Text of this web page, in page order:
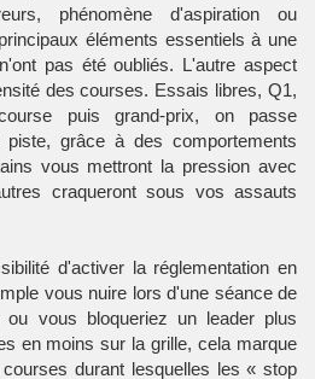
phénomène d'aspiration ou
éléments essentiels à une
pas été oubliés. L'autre aspect
des courses. Essais libres, Q1,
puis grand-prix, on passe
grâce à des comportements
vous mettront la pression avec
craqueront sous vos assauts
d'activer la réglementation en
vous nuire lors d'une séance de
vous bloqueriez un leader plus
en moins sur la grille, cela marque
durant lesquelles les « stop